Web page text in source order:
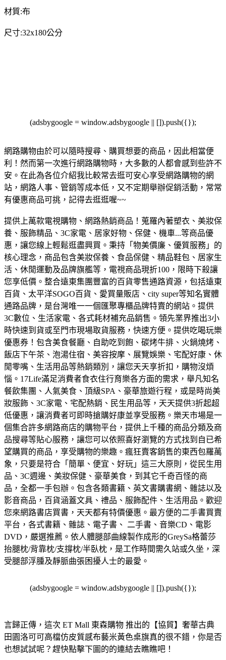
材質:布
尺寸:32x180公分
(adsbygoogle = window.adsbygoogle || []).push({});
網路購物由於可以隨時搜尋、購買想要的商品，因此相當便
利！然而第一次進行網路購物時，大多數的人都會感到些許不
安。在此為各位介紹我比較常去逛可安心享受網路購物的網
站，網路人事、管銷等成本低，又不定期舉辦促銷活動，常常
有優惠商品可挑，記得去逛逛喔~~
提供上萬款電視購物、網路熱銷商品！蒐羅內著塑衣、美妝保
養、服飾精品、3C家電、居家好物、保健、機車...等商品優
惠，讓您線上輕鬆逛盡興買。 秉持「物美價廉、優質服務」的
核心理念，商品包含美妝保養、食品保健、精品鞋包、居家生
活、休閒運動及品牌旗艦等，電視商品現折100，限時下殺讓
您享低價。 整合遠東集團豐富的百貨零售通路資源，包括遠東
百貨、太平洋SOGO百貨、愛買量販店、city super等知名實體
通路品牌，是台灣唯一一個匯聚專櫃品牌特賣的網站。 提供
3C數位、生活家電、各式耗材補充品銷售。領先業界推出3小
時快速到貨或至門市現場取貨服務，快速方便。 提供吃喝玩樂
優惠券！包含美食餐廳、自助吃到飽、碳烤牛排、火鍋燒烤、
飯店下午茶、泡湯住宿、美容按摩、展覽娛樂、宅配好康、休
閒零嘴、生活用品等熱銷類別，讓您天天享折扣，購物沒煩
惱。 17Life滿足消費者食衣住行育樂各方面的需求，舉凡知名
餐飲集團、人氣美食、頂級SPA、豪華旅遊行程，或是時尚美
妝服飾、3C家電、宅配熱銷、民生用品等，天天提供3折起超
低優惠，讓消費者可即時搶購好康並享受服務。 樂天市場是一
個集合許多網路商店的購物平台，提供上千種的商品分類及商
品搜尋等貼心服務，讓您可以依照喜好瀏覽的方式找到自已希
望購買的商品，享受購物的樂趣。 瘋狂賣客銷售的東西包羅萬
象，只要是符合「簡單、便宜、好玩」這三大原則，從民生用
品、3C週邊、美妝保健、豪華美食，到其它千奇百怪的商
品，全都一手包辦。 包含各類書籍、英文書購書網、雜誌以及
影音商品，百貨涵蓋文具、禮品、服飾配件、生活用品。歡迎
您來網路書店買書，天天都有特價優惠。 最方便的二手書買賣
平台，各式書籍、雜誌、電子書、 二手書、音樂CD、電影
DVD，嚴選推薦。 依人體腿部曲線製作成形的GreySa格蕾莎
抬腿枕/背靠枕/支撐枕/半臥枕，是工作時間需久站或久坐，深
受腿部浮腫及靜脈曲張困擾人士的最愛。
(adsbygoogle = window.adsbygoogle || []).push({});
言歸正傳，這次 ET Mall 東森購物 推出的【協貿】奢華古典
田園洛可可高檔仿皮質感布藝米黃色桌旗真的很不錯，你是否
也想試試呢？趕快點擊下圖的的連結去瞧瞧吧！